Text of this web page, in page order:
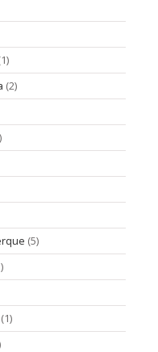
(2)
(5)
(1)